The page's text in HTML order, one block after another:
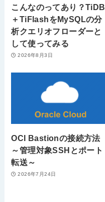
こんなのってあり？TiDB
＋TiFlashをMySQLの分
析クエリオフローダーと
して使ってみる
2026年8月3日
OCI Bastionの接続方法
～管理対象SSHとポート
転送～
2026年7月24日